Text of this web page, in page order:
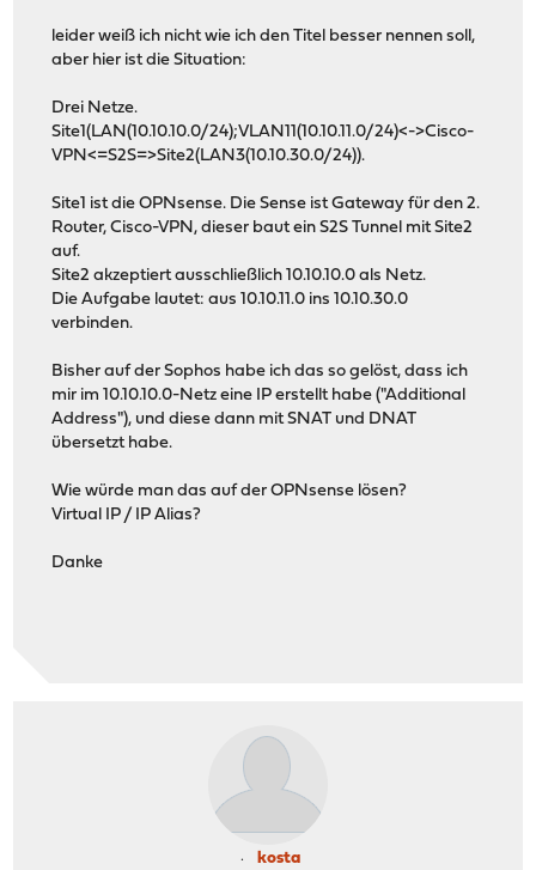
leider weiß ich nicht wie ich den Titel besser nennen soll,
aber hier ist die Situation:
Drei Netze.
Site1(LAN(10.10.10.0/24);VLAN11(10.10.11.0/24)<->Cisco-
VPN<=S2S=>Site2(LAN3(10.10.30.0/24)).
Site1 ist die OPNsense. Die Sense ist Gateway für den 2.
Router, Cisco-VPN, dieser baut ein S2S Tunnel mit Site2
auf.
Site2 akzeptiert ausschließlich 10.10.10.0 als Netz.
Die Aufgabe lautet: aus 10.10.11.0 ins 10.10.30.0
verbinden.
Bisher auf der Sophos habe ich das so gelöst, dass ich
mir im 10.10.10.0-Netz eine IP erstellt habe ("Additional
Address"), und diese dann mit SNAT und DNAT
übersetzt habe.
Wie würde man das auf der OPNsense lösen?
Virtual IP / IP Alias?
Danke
kosta